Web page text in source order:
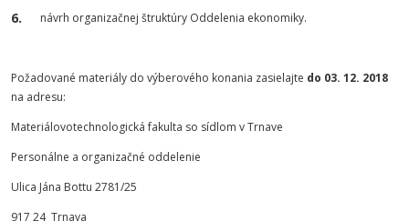
návrh organizačnej štruktúry Oddelenia ekonomiky.
Požadované materiály do výberového konania zasielajte do 03. 12. 2018
na adresu:
Materiálovotechnologická fakulta so sídlom v Trnave
Personálne a organizačné oddelenie
Ulica Jána Bottu 2781/25
917 24 Trnava